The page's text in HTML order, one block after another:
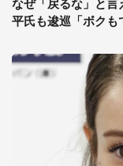
なぜ「戻るな」と言
平氏も逡巡「ボクも